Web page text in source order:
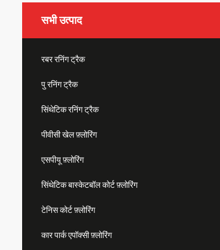
सभी उत्पाद
रबर रनिंग ट्रैक
पु रनिंग ट्रैक
सिंथेटिक रनिंग ट्रैक
पीवीसी खेल फ़्लोरिंग
एसपीयू फ़्लोरिंग
सिंथेटिक बास्केटबॉल कोर्ट फ़्लोरिंग
टेनिस कोर्ट फ़्लोरिंग
कार पार्क एपॉक्सी फ़्लोरिंग